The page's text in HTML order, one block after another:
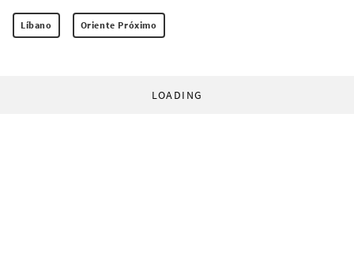
Líbano Oriente Próximo
LOADING